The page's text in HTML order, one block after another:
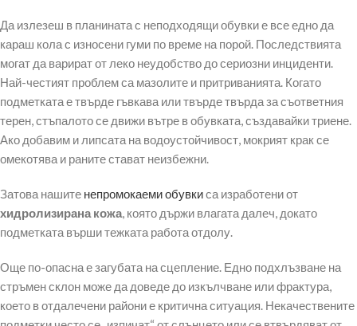
Да излезеш в планината с неподходящи обувки е все едно да
караш кола с износени гуми по време на порой. Последствията
могат да варират от леко неудобство до сериозни инциденти.
Най-честият проблем са мазолите и притриванията. Когато
подметката е твърде гъвкава или твърде твърда за съответния
терен, стъпалото се движи вътре в обувката, създавайки триене.
Ако добавим и липсата на водоустойчивост, мокрият крак се
омекотява и раните стават неизбежни.
Затова нашите непромокаеми обувкиса изработени от
хидролизирана кожа, която държи влагата далеч, докато
подметката върши тежката работа отдолу.
Още по-опасна е загубата на сцепление. Едно подхлъзване на
стръмен склон може да доведе до изкълчване или фрактура,
което в отдалечени райони е критична ситуация. Некачествените